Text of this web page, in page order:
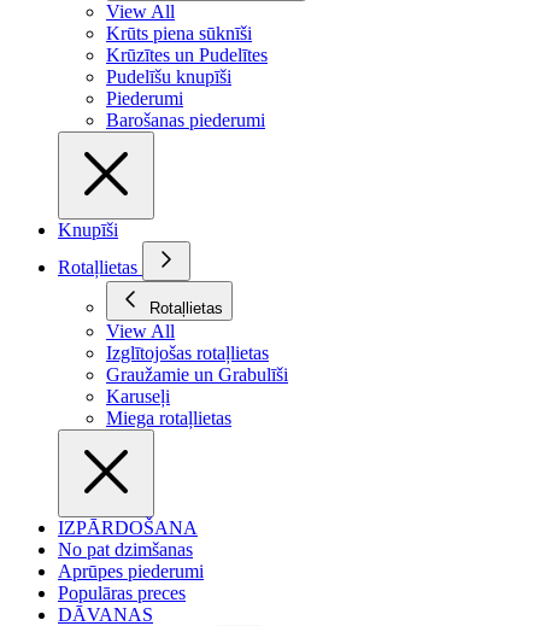
View All
Krūts piena sūknīši
Krūzītes un Pudelītes
Pudelīšu knupīši
Piederumi
Barošanas piederumi
Knupīši
Rotaļlietas
Rotaļlietas
View All
Izglītojošas rotaļlietas
Graužamie un Grabulīši
Karuseļi
Miega rotaļlietas
IZPĀRDOŠANA
No pat dzimšanas
Aprūpes piederumi
Populāras preces
DĀVANAS